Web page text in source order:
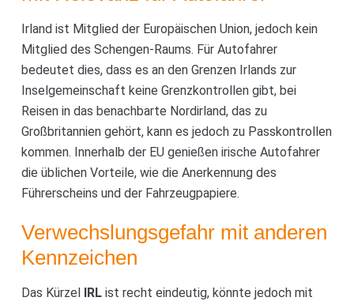
Irland ist Mitglied der Europäischen Union, jedoch kein
Mitglied des Schengen-Raums. Für Autofahrer
bedeutet dies, dass es an den Grenzen Irlands zur
Inselgemeinschaft keine Grenzkontrollen gibt, bei
Reisen in das benachbarte Nordirland, das zu
Großbritannien gehört, kann es jedoch zu Passkontrollen
kommen. Innerhalb der EU genießen irische Autofahrer
die üblichen Vorteile, wie die Anerkennung des
Führerscheins und der Fahrzeugpapiere.
Verwechslungsgefahr mit anderen
Kennzeichen
Das Kürzel IRList recht eindeutig, könnte jedoch mit